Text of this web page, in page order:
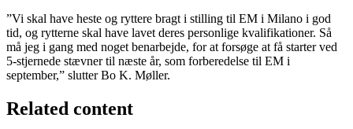
”Vi skal have heste og ryttere bragt i stilling til EM i Milano i god
tid, og rytterne skal have lavet deres personlige kvalifikationer. Så
må jeg i gang med noget benarbejde, for at forsøge at få starter ved
5-stjernede stævner til næste år, som forberedelse til EM i
september,” slutter Bo K. Møller.
Related content